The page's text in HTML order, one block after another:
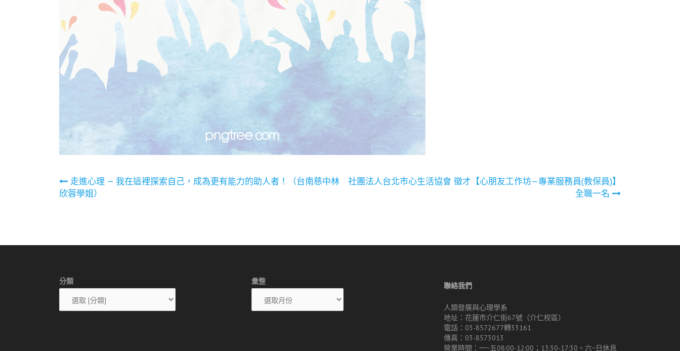
文走進心理 — 我在這裡探索自己，成為更有能力的助人者！（台南慈中林
欣蓉學姐）
社團法人台北市心生活協會 徵才【心朋友工作坊—專業服務員(教保員)】
全職一名
分類 彙整 聯絡我們
人類發展與心理學系
地址：花蓮市介仁街67號（介仁校區）
電話：03-8572677轉33161
傳真：03-8573013
營業時間：一~五08:00-12:00；13:30-17:30。六~日休息